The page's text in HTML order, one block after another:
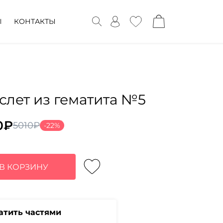
КОНТАКТЫ
из гематита №5
5010₽
₽ -22%
В КОРЗИНУ
частями